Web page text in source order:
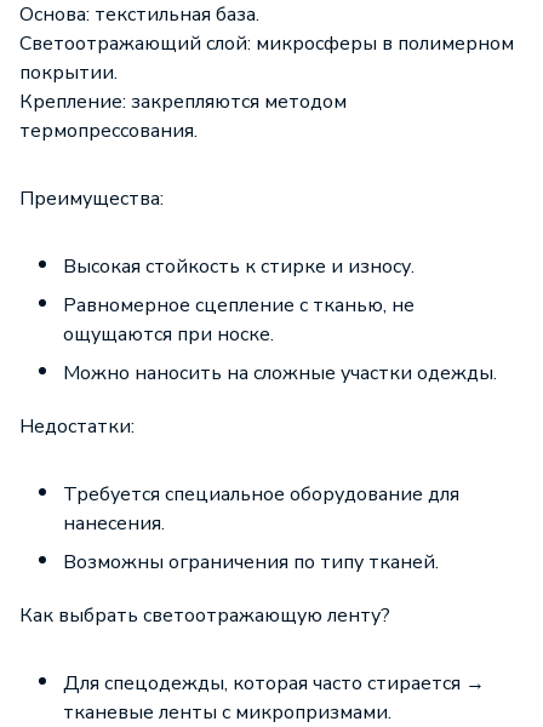
Основа: текстильная база.
Светоотражающий слой: микросферы в полимерном
покрытии.
Крепление: закрепляются методом
термопрессования.
Преимущества:
Высокая стойкость к стирке и износу.
Равномерное сцепление с тканью, не
ощущаются при носке.
Можно наносить на сложные участки одежды.
Недостатки:
Требуется специальное оборудование для
нанесения.
Возможны ограничения по типу тканей.
Как выбрать светоотражающую ленту?
Для спецодежды, которая часто стирается →
тканевые ленты с микропризмами.